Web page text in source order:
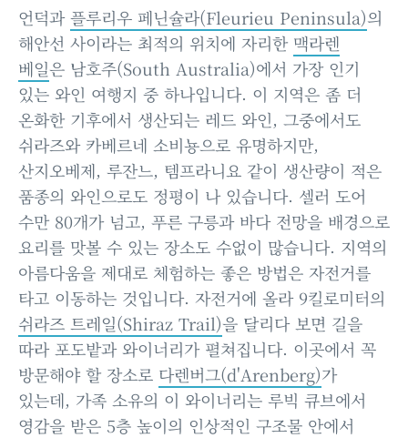
언덕과플루리우 페닌슐라(Fleurieu Peninsula)의
해안선 사이라는 최적의 위치에 자리한 맥라렌
베일은 남호주(South Australia)에서 가장 인기
있는 와인 여행지 중 하나입니다. 이 지역은 좀 더
온화한 기후에서 생산되는 레드 와인, 그중에서도
쉬라즈와 카베르네 소비뇽으로 유명하지만,
산지오베제, 루잔느, 템프라니요 같이 생산량이 적은
품종의 와인으로도 정평이 나 있습니다. 셀러 도어
수만 80개가 넘고, 푸른 구릉과 바다 전망을 배경으로
요리를 맛볼 수 있는 장소도 수없이 많습니다. 지역의
아름다움을 제대로 체험하는 좋은 방법은 자전거를
타고 이동하는 것입니다. 자전거에 올라 9킬로미터의
쉬라즈 트레일(Shiraz Trail)을 달리다 보면 길을
따라 포도밭과 와이너리가 펼쳐집니다. 이곳에서 꼭
방문해야 할 장소로 다렌버그(d'Arenberg)가
있는데, 가족 소유의 이 와이너리는 루빅 큐브에서
영감을 받은 5층 높이의 인상적인 구조물 안에서